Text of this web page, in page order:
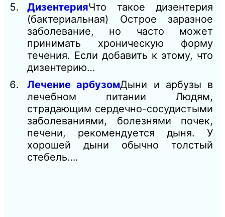
ДизентерияЧто такое дизентерия
(бактериальная) Острое заразное
заболевание, но часто может
принимать хроническую форму
течения. Если добавить к этому, что
дизентерию…
Лечение арбузомДыни и арбузы в
лечебном питании Людям,
страдающим сердечно-сосудистыми
заболеваниями, болезнями почек,
печени, рекомендуется дыня. У
хорошей дыни обычно толстый
стебель….